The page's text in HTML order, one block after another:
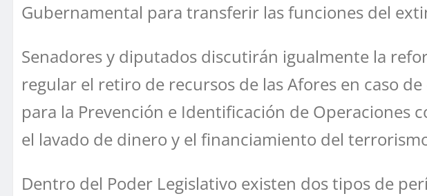
Gubernamental para transferir las funciones del
Senadores y diputados discutirán igualmente la
regular el retiro de recursos de las Afores en caso
para la Prevención e Identificación de Operaciones
el lavado de dinero y el financiamiento del
Dentro del Poder Legislativo existen dos tipos de